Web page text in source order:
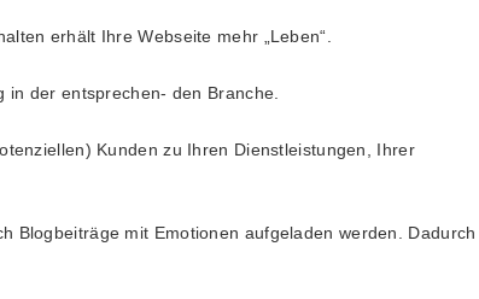
erhält Ihre Webseite mehr „Leben“.
der entsprechen- den Branche.
Kunden zu Ihren Dienstleistungen, Ihrer
Blogbeiträge mit Emotionen aufgeladen werden. Dadurch